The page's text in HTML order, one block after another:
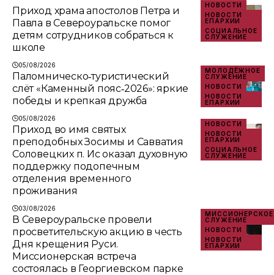
НОВОСТИ
НОВОСТИ
ЕПАРХИИ
СОЦИАЛЬНОЕ
СЛУЖЕНИЕ
Приход храма апостолов Петра и
Павла в Североуральске помог
детям сотрудников собраться к
школе
05/08/2026
МОЛОДЁЖНОЕ
СЛУЖЕНИЕ
НОВОСТИ
НОВОСТИ
ЕПАРХИИ
Паломническо‑туристический
слёт «Каменный пояс‑2026»: яркие
победы и крепкая дружба
05/08/2026
НОВОСТИ
НОВОСТИ
ЕПАРХИИ
СОЦИАЛЬНОЕ
СЛУЖЕНИЕ
Приход во имя святых
преподобных Зосимы и Савватия
Соловецких п. Ис оказал духовную
поддержку подопечным
отделения временного
проживания
03/08/2026
МИССИОНЕРСКОЕ
СЛУЖЕНИЕ
НОВОСТИ
НОВОСТИ
ЕПАРХИИ
В Североуральске провели
просветительскую акцию в честь
Дня крещения Руси.
Миссионерская встреча
состоялась в Георгиевском парке